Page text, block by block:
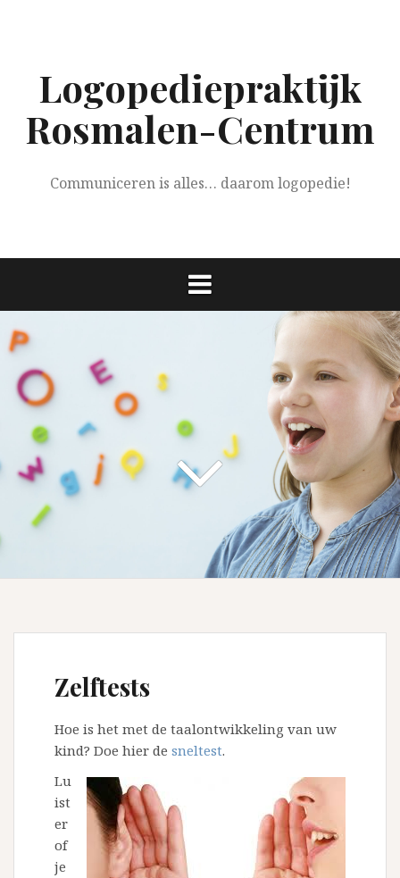
Logopediepraktijk
Rosmalen-Centrum
Communiceren is alles… daarom logopedie!
Zelftests
Hoe is het met de taalontwikkeling van uw
kind? Doe hier de sneltest.
Lu
ist
er
of
je